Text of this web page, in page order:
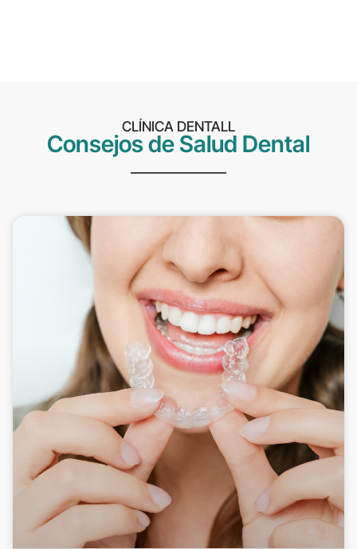
CLÍNICA DENTALL
Consejos de Salud Dental